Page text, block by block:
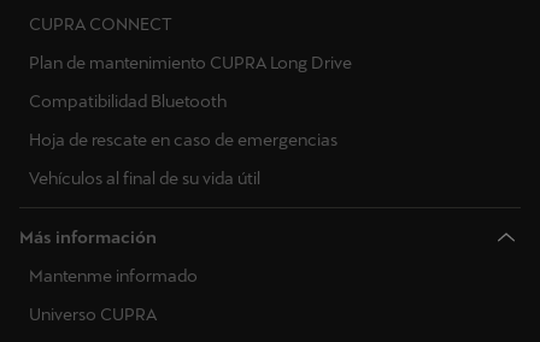
CUPRA CONNECT
Plan de mantenimiento CUPRA Long Drive
Compatibilidad Bluetooth
Hoja de rescate en caso de emergencias
Vehículos al final de su vida útil
Más información
Mantenme informado
Universo CUPRA